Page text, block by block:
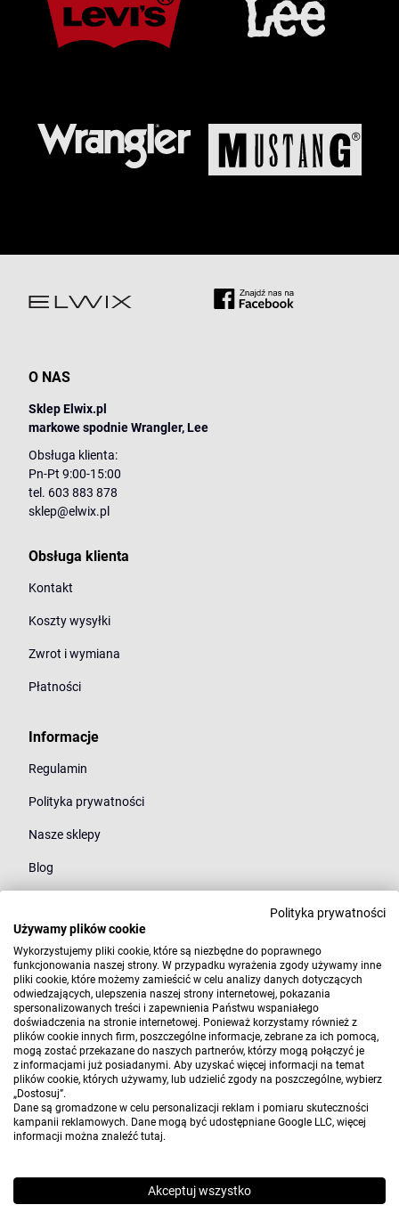
O NAS
Sklep Elwix.pl
markowe spodnie Wrangler, Lee
Obsługa klienta:
Pn-Pt 9:00-15:00
tel. 603 883 878
sklep@elwix.pl
Obsługa klienta
Kontakt
Koszty wysyłki
Zwrot i wymiana
Płatności
Informacje
Regulamin
Polityka prywatności
Nasze sklepy
Blog
Młodzież
Styl
Marki
Wdrożenie i projekt:CONVERTIS.pl
Sklep internetowy SOTE
Polityka prywatności
Używamy plików cookie
Wykorzystujemy pliki cookie, które są niezbędne do poprawnego
funkcjonowania naszej strony. W przypadku wyrażenia zgody używamy inne
pliki cookie, które możemy zamieścić w celu analizy danych dotyczących
odwiedzających, ulepszenia naszej strony internetowej, pokazania
spersonalizowanych treści i zapewnienia Państwu wspaniałego
doświadczenia na stronie internetowej. Ponieważ korzystamy również z
plików cookie innych firm, poszczególne informacje, zebrane za ich pomocą,
mogą zostać przekazane do naszych partnerów, którzy mogą połączyć je
z informacjami już posiadanymi. Aby uzyskać więcej informacji na temat
plików cookie, których używamy, lub udzielić zgody na poszczególne, wybierz
„Dostosuj”.
Dane są gromadzone w celu personalizacji reklam i pomiaru skuteczności
kampanii reklamowych. Dane mogą być udostępniane Google LLC, więcej
informacji można znaleźć tutaj.
Akceptuj wszystko